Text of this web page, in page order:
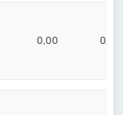
0,00 0,00